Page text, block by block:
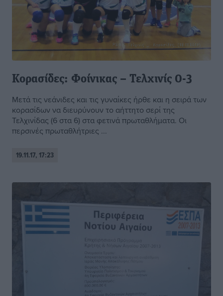
Κορασίδες: Φοίνικας – Τελχινίς 0-3
Μετά τις νεάνιδες και τις γυναίκες ήρθε και η σειρά των
κορασίδων να διευρύνουν το αήττητο σερί της
Τελχινίδας (6 στα 6) στα φετινά πρωταθλήματα. Οι
περσινές πρωταθλήτριες ...
19.11.17, 17:23